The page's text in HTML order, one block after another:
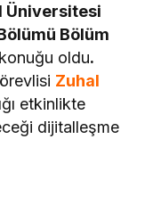
Üniversitesi
Bölüm
konuğu oldu.
Zuhal
etkinlikte
dijitalleşme